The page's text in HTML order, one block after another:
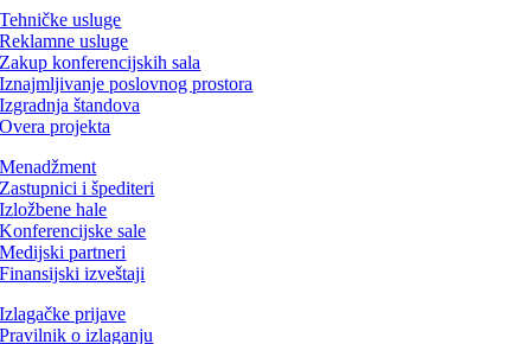
Tehničke usluge
Reklamne usluge
Zakup konferencijskih sala
Iznajmljivanje poslovnog prostora
Izgradnja štandova
Overa projekta
Menadžment
Zastupnici i špediteri
Izložbene hale
Konferencijske sale
Medijski partneri
Finansijski izveštaji
Izlagačke prijave
Pravilnik o izlaganju